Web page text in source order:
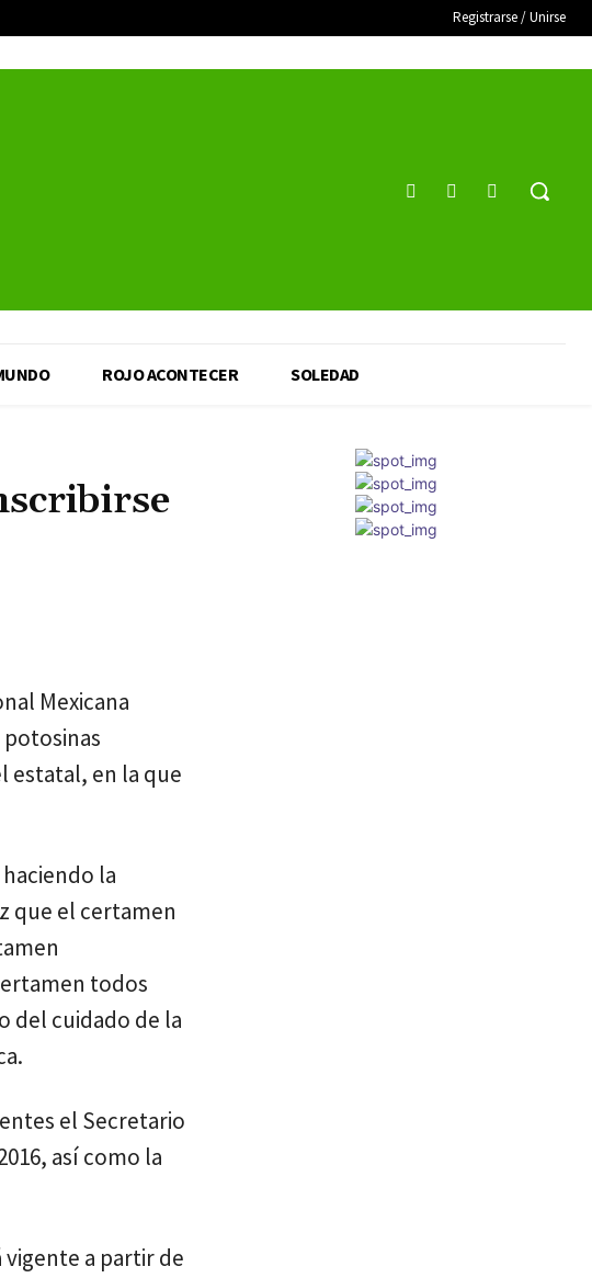
Registrarse / Unirse
ROJO ACONTECER SOLEDAD
Mexicana
estatal, en la que
la
que el certamen
todos
del cuidado de la
el Secretario
así como la
vigente a partir de